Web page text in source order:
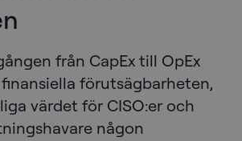
från CapEx till OpEx
förutsägbarheten,
värdet för CISO:er och
någon